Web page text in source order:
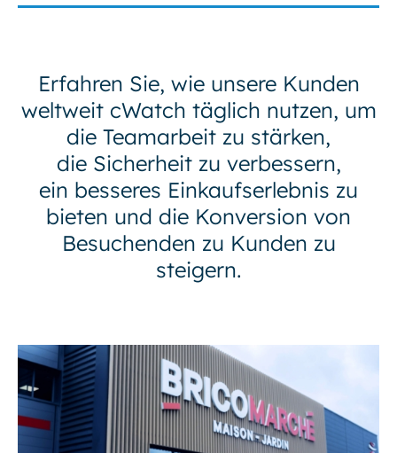
Erfahren Sie, wie unsere Kunden
weltweit cWatch täglich nutzen, um
die Teamarbeit zu stärken,
die Sicherheit zu verbessern,
ein besseres Einkaufserlebnis zu
bieten und die Konversion von
Besuchenden zu Kunden zu
steigern.